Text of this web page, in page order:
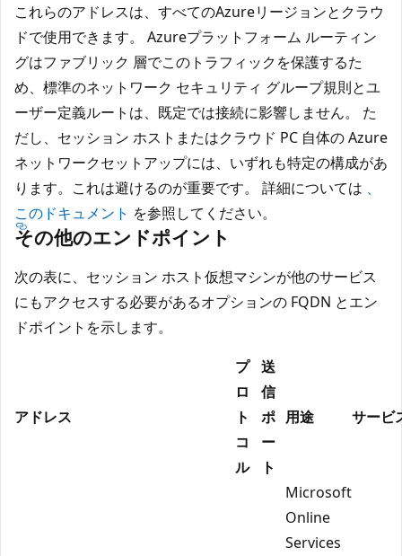
これらのアドレスは、すべてのAzureリージョンとクラウ
ドで使用できます。 Azureプラットフォーム ルーティン
グはファブリック 層でこのトラフィックを保護するた
め、標準のネットワーク セキュリティ グループ規則とユ
ーザー定義ルートは、既定では接続に影響しません。 た
だし、セッション ホストまたはクラウド PC 自体の Azure
ネットワークセットアップには、いずれも特定の構成があ
ります。これは避けるのが重要です。 詳細については 、
このドキュメント を参照してください。
その他のエンドポイント
次の表に、セッション ホスト仮想マシンが他のサービス
にもアクセスする必要があるオプションの FQDN とエン
ドポイントを示します。
アドレス
プ
ロ
ト
コ
ル
送
信
ポ
ー
ト
用途 サービ
Microsoft
Online
Services